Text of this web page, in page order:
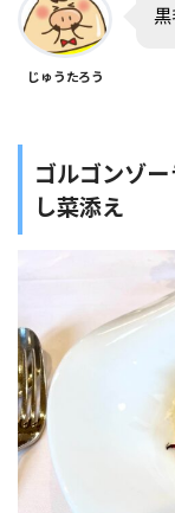
じゅうたろう
ゴルゴンゾ
し菜添え